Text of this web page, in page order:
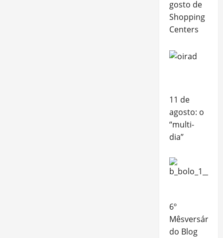
gosto de
Shopping
Centers
11 de
agosto: o
“multi-
dia”
6º
Mêsversário
do Blog